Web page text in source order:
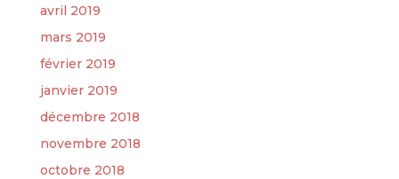
avril 2019
mars 2019
février 2019
janvier 2019
décembre 2018
novembre 2018
octobre 2018